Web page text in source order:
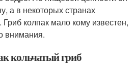
а в некоторых странах
Гриб колпак мало кому известен,
внимания.
кольчатый гриб